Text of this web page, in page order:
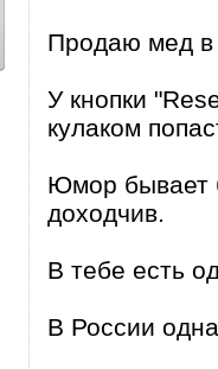
Пpодаю мед в
У кнопки
кулаком
Юмор бывает
доходчив.
В тебе есть
В России